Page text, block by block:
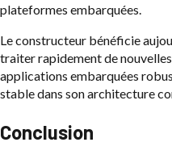
plateformes embarquées.
Le constructeur bénéficie
traiter rapidement de
applications embarquées
stable dans son architecture
Conclusion